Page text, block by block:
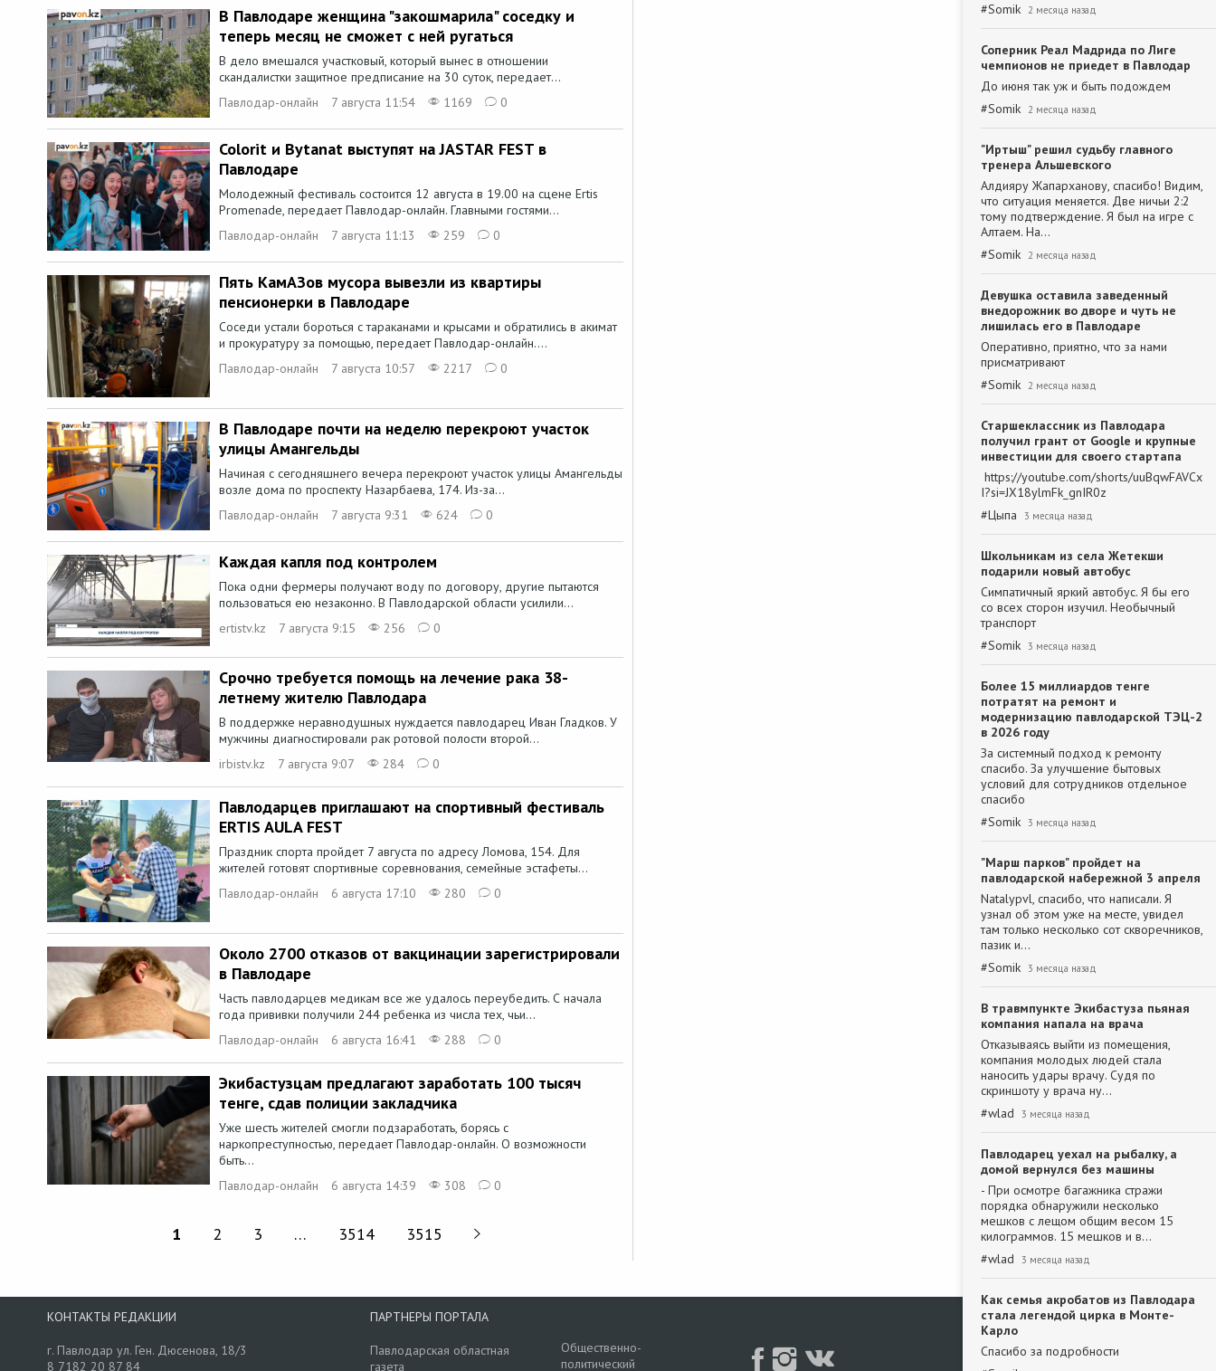
В Павлодаре женщина "закошмарила" соседку и
теперь месяц не сможет с ней ругаться
В дело вмешался участковый, который вынес в отношении
скандалистки защитное предписание на 30 суток, передает...
Павлодар-онлайн
7 августа 11:54 1169 0
Colorit и Bytanat выступят на JASTAR FEST в
Павлодаре
Молодежный фестиваль состоится 12 августа в 19.00 на сцене Ertis
Promenade, передает Павлодар-онлайн. Главными гостями...
Павлодар-онлайн
7 августа 11:13 259 0
Пять КамАЗов мусора вывезли из квартиры
пенсионерки в Павлодаре
Соседи устали бороться с тараканами и крысами и обратились в акимат
и прокуратуру за помощью, передает Павлодар-онлайн....
Павлодар-онлайн
7 августа 10:57 2217 0
В Павлодаре почти на неделю перекроют участок
улицы Амангельды
Начиная с сегодняшнего вечера перекроют участок улицы Амангельды
возле дома по проспекту Назарбаева, 174. Из-за...
Павлодар-онлайн
7 августа 9:31 624 0
Каждая капля под контролем
Пока одни фермеры получают воду по договору, другие пытаются
пользоваться ею незаконно. В Павлодарской области усилили...
ertistv.kz
7 августа 9:15 256 0
Срочно требуется помощь на лечение рака 38-
летнему жителю Павлодара
В поддержке неравнодушных нуждается павлодарец Иван Гладков. У
мужчины диагностировали рак ротовой полости второй...
irbistv.kz
7 августа 9:07 284 0
Павлодарцев приглашают на спортивный фестиваль
ERTIS AULA FEST
Праздник спорта пройдет 7 августа по адресу Ломова, 154. Для
жителей готовят спортивные соревнования, семейные эстафеты...
Павлодар-онлайн
6 августа 17:10 280 0
Около 2700 отказов от вакцинации зарегистрировали
в Павлодаре
Часть павлодарцев медикам все же удалось переубедить. С начала
года прививки получили 244 ребенка из числа тех, чьи...
Павлодар-онлайн
6 августа 16:41 288 0
Экибастузцам предлагают заработать 100 тысяч
тенге, сдав полиции закладчика
Уже шесть жителей смогли подзаработать, борясь с
наркопреступностью, передает Павлодар-онлайн. О возможности
быть...
Павлодар-онлайн
6 августа 14:39 308 0
1 2 3 … 3514 3515
#Somik 2 месяца назад
Соперник Реал Мадрида по Лиге
чемпионов не приедет в Павлодар
До июня так уж и быть подождем
#Somik 2 месяца назад
"Иртыш" решил судьбу главного
тренера Альшевского
Алдияру Жапарханову, спасибо! Видим,
что ситуация меняется. Две ничьи 2:2
тому подтверждение. Я был на игре с
Алтаем. На…
#Somik 2 месяца назад
Девушка оставила заведенный
внедорожник во дворе и чуть не
лишилась его в Павлодаре
Оперативно, приятно, что за нами
присматривают
#Somik 2 месяца назад
Старшеклассник из Павлодара
получил грант от Google и крупные
инвестиции для своего стартапа
https://youtube.com/shorts/uuBqwFAVCx
I?si=JX18ylmFk_gnIR0z
#Цыпа 3 месяца назад
Школьникам из села Жетекши
подарили новый автобус
Симпатичный яркий автобус. Я бы его
со всех сторон изучил. Необычный
транспорт
#Somik 3 месяца назад
Более 15 миллиардов тенге
потратят на ремонт и
модернизацию павлодарской ТЭЦ-2
в 2026 году
За системный подход к ремонту
спасибо. За улучшение бытовых
условий для сотрудников отдельное
спасибо
#Somik 3 месяца назад
"Марш парков" пройдет на
павлодарской набережной 3 апреля
Natalypvl, спасибо, что написали. Я
узнал об этом уже на месте, увидел
там только несколько сот скворечников,
пазик и…
#Somik 3 месяца назад
В травмпункте Экибастуза пьяная
компания напала на врача
Отказываясь выйти из помещения,
компания молодых людей стала
наносить удары врачу. Судя по
скриншоту у врача ну…
#wlad 3 месяца назад
Павлодарец уехал на рыбалку, а
домой вернулся без машины
- При осмотре багажника стражи
порядка обнаружили несколько
мешков с лещом общим весом 15
килограммов. 15 мешков и в…
#wlad 3 месяца назад
Как семья акробатов из Павлодара
стала легендой цирка в Монте-
Карло
Спасибо за подробности
КОНТАКТЫ РЕДАКЦИИ
г. Павлодар ул. Ген. Дюсенова, 18/3
8 7182 20 87 84
ПАРТНЕРЫ ПОРТАЛА
Павлодарская областная
газета
Общественно-
политический